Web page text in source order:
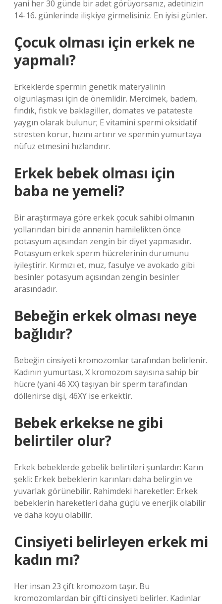
yani her 30 günde bir adet görüyorsanız, adetinizin
14-16. günlerinde ilişkiye girmelisiniz. En iyisi günler.
Çocuk olması için erkek ne
yapmalı?
Erkeklerde spermin genetik materyalinin
olgunlaşması için de önemlidir. Mercimek, badem,
fındık, fıstık ve baklagiller, domates ve patateste
yaygın olarak bulunur; E vitamini spermi oksidatif
stresten korur, hızını artırır ve spermin yumurtaya
nüfuz etmesini hızlandırır.
Erkek bebek olması için
baba ne yemeli?
Bir araştırmaya göre erkek çocuk sahibi olmanın
yollarından biri de annenin hamilelikten önce
potasyum açısından zengin bir diyet yapmasıdır.
Potasyum erkek sperm hücrelerinin durumunu
iyileştirir. Kırmızı et, muz, fasulye ve avokado gibi
besinler potasyum açısından zengin besinler
arasındadır.
Bebeğin erkek olması neye
bağlıdır?
Bebeğin cinsiyeti kromozomlar tarafından belirlenir.
Kadının yumurtası, X kromozom sayısına sahip bir
hücre (yani 46 XX) taşıyan bir sperm tarafından
döllenirse dişi, 46XY ise erkektir.
Bebek erkekse ne gibi
belirtiler olur?
Erkek bebeklerde gebelik belirtileri şunlardır: Karın
şekli: Erkek bebeklerin karınları daha belirgin ve
yuvarlak görünebilir. Rahimdeki hareketler: Erkek
bebeklerin hareketleri daha güçlü ve enerjik olabilir
ve daha koyu olabilir.
Cinsiyeti belirleyen erkek mi
kadın mı?
Her insan 23 çift kromozom taşır. Bu
kromozomlardan bir çifti cinsiyeti belirler. Kadınlar